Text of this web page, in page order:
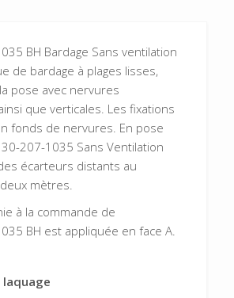
BH Bardage Sans ventilation
de bardage à plages lisses,
pose avec nervures
que verticales. Les fixations
fonds de nervures. En pose
30-207-1035 Sans Ventilation
écarteurs distants au
mètres.
à la commande de
BH est appliquée en face A.
laquage